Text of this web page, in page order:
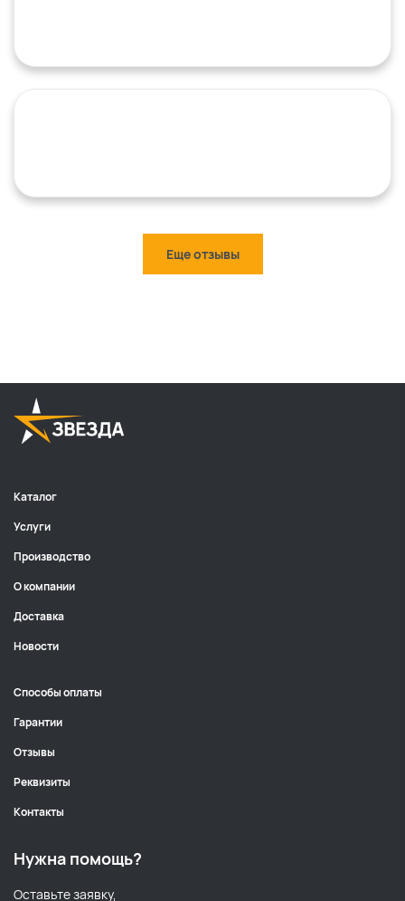
Еще отзывы
Нужна помощь?
Оставьте заявку,
Каталог
Услуги
Производство
О компании
Доставка
Новости
Способы оплаты
Гарантии
Отзывы
Реквизиты
Контакты